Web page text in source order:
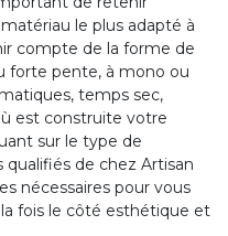
le plus adapté à
compte de la forme de
forte pente, à mono ou
temps sec,
est construite votre
sur le type de
qualifiés de chez Artisan
nécessaires pour vous
fois le côté esthétique et